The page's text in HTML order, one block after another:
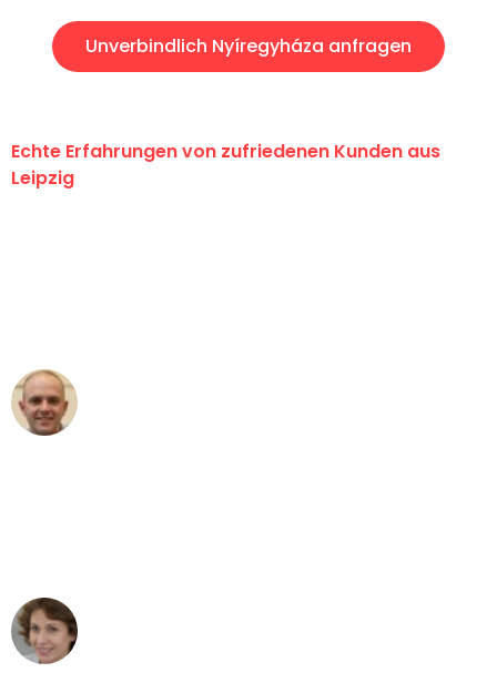
Unverbindlich Nyíregyháza anfragen
Echte Erfahrungen von zufriedenen Kunden aus
Leipzig